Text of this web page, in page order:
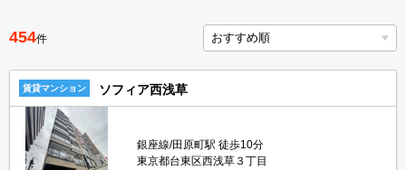
TOP
454件
賃貸マンション ソフィア西浅草
銀座線/田原町駅 徒歩10分
東京都台東区西浅草３丁目